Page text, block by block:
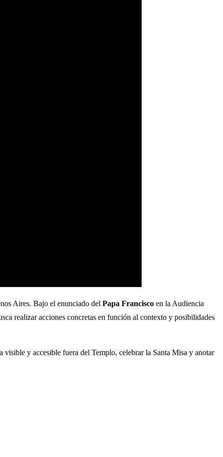
Aires. Bajo el enunciado del Papa Francisco en la Audiencia
realizar acciones concretas en función al contexto y posibilidades
visible y accesible fuera del Templo, celebrar la Santa Misa y anotar